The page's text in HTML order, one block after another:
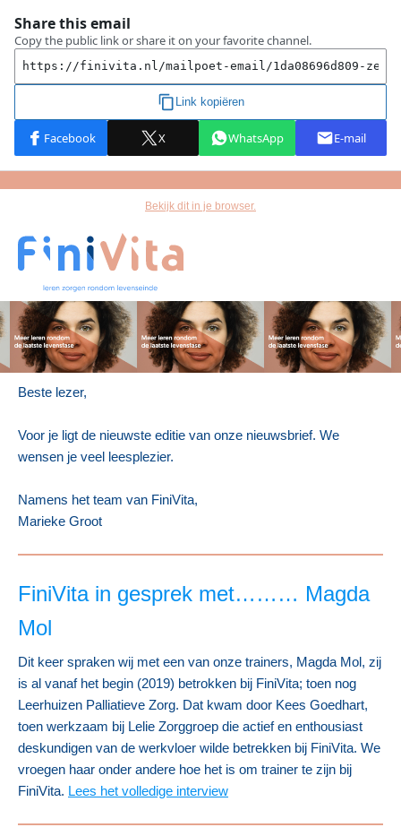
Bekijk dit in je browser.
Beste lezer,
Voor je ligt de nieuwste editie van onze nieuwsbrief. We
wensen je veel leesplezier.
Namens het team van FiniVita,
Marieke Groot
FiniVita in gesprek met……… Magda
Mol
Dit keer spraken wij met een van onze trainers, Magda Mol, zij
is al vanaf het begin (2019) betrokken bij FiniVita; toen nog
Leerhuizen Palliatieve Zorg. Dat kwam door Kees Goedhart,
toen werkzaam bij Lelie Zorggroep die actief en enthousiast
deskundigen van de werkvloer wilde betrekken bij FiniVita. We
vroegen haar onder andere hoe het is om trainer te zijn bij
FiniVita. Lees het volledige interview